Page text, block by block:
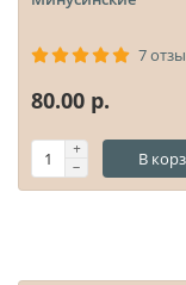
7
80.00 р.
В